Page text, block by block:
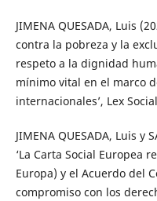
JIMENA QUESADA, Luis
contra la pobreza y la
respeto a la dignidad
mínimo vital en el marco
internacionales’, Lex
JIMENA QUESADA, Luis y
‘La Carta Social Europea
Europa) y el Acuerdo del
compromiso con los